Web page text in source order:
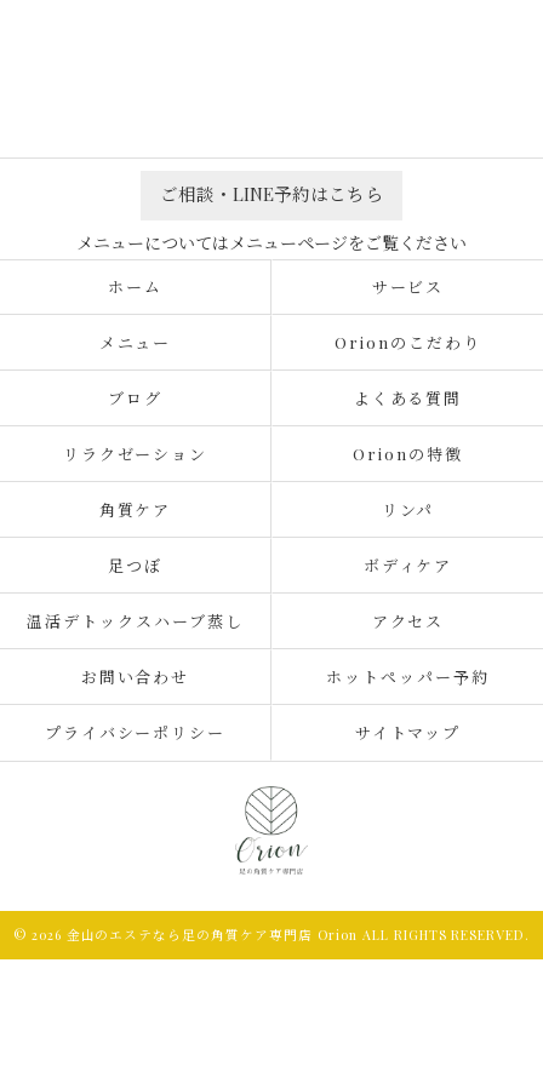
ご相談・LINE予約はこちら
ホーム サービス
メニュー Orionのこだわり
ブログ よくある質問
リラクゼーション Orionの特徴
角質ケア リンパ
足つぼ ボディケア
温活デトックスハーブ蒸し アクセス
お問い合わせ ホットペッパー予約
プライバシーポリシー サイトマップ
© 2026 金山のエステなら足の角質ケア専門店 Orion ALL RIGHTS RESERVED.